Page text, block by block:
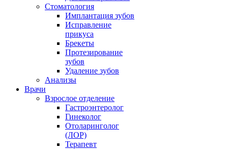
Стоматология
Имплантация зубов
Исправление
прикуса
Брекеты
Протезирование
зубов
Удаление зубов
Анализы
Врачи
Взрослое отделение
Гастроэнтеролог
Гинеколог
Отоларинголог
(ЛОР)
Терапевт